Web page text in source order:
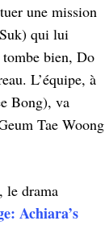
une mission
qui lui
tombe bien, Do
L’équipe, à
Bong), va
Tae Woong
le drama
Achiara’s